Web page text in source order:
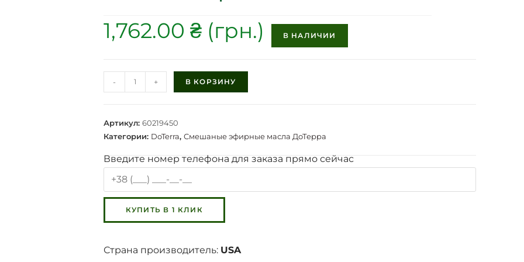
1,762.00 ₴ В НАЛИЧИИ
- + В КОРЗИНУ
Артикул: 60219450
Категории: DoTerra, Смешаные эфирные масла ДоТерра
Введите номер телефона для заказа прямо сейчас
Страна производитель: USA